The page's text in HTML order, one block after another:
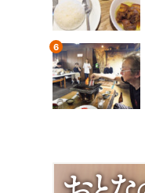
6